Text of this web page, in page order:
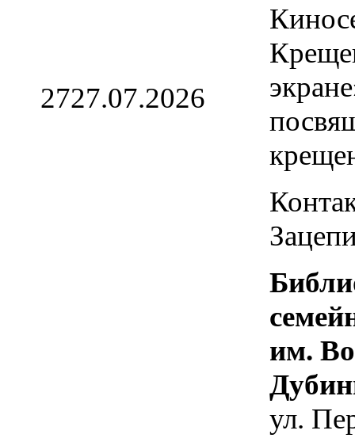
2727.07.2026
им.
ул.